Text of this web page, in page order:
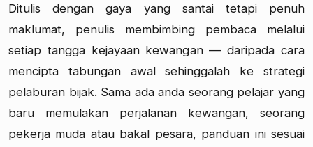
Ditulis dengan gaya yang santai tetapi penuh
maklumat, penulis membimbing pembaca melalui
setiap tangga kejayaan kewangan — daripada cara
mencipta tabungan awal sehinggalah ke strategi
pelaburan bijak. Sama ada anda seorang pelajar yang
baru memulakan perjalanan kewangan, seorang
pekerja muda atau bakal pesara, panduan ini sesuai